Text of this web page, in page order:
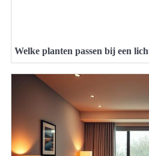
Welke planten passen bij een